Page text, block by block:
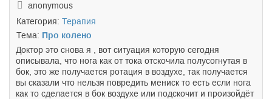
anonymous
Категория: Терапия
Тема: Про колено
Доктор это снова я , вот ситуация которую сегодня
описывала, что нога как от тока отскочила полусогнутая в
бок, это же получается ротация в воздухе, так получается
вы сказали что нельзя повредить мениск то есть если нога
как то сделается в бок воздухе или подскочит и произойдёт